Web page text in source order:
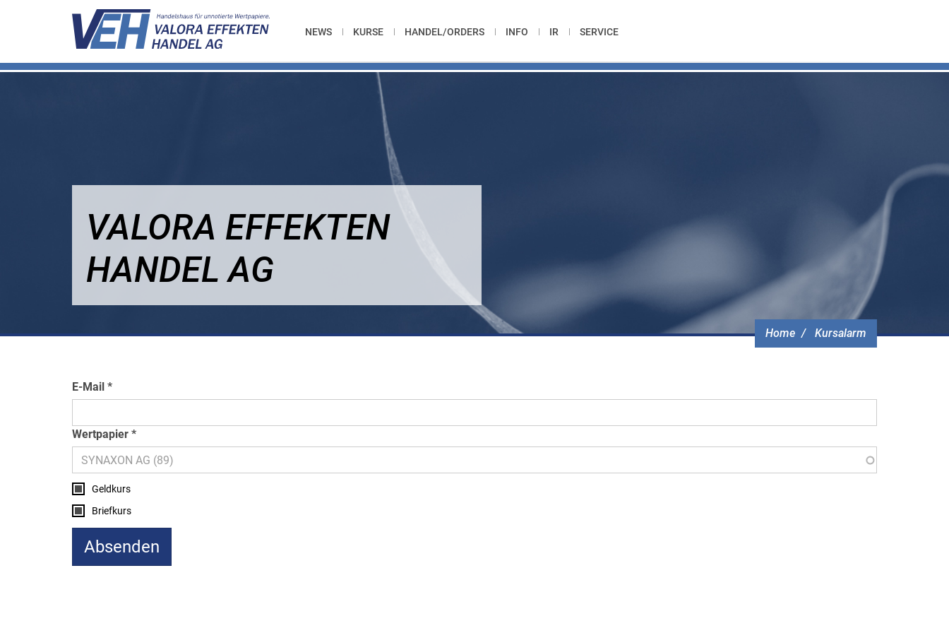
NEWS KURSE HANDEL/ORDERS INFO IR SERVICE
Home Kursalarm
VALORA EFFEKTEN
HANDEL AG
E-Mail
Wertpapier
Geldkurs
Briefkurs